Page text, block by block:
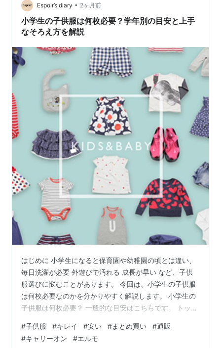
トレン…Espoir’s diary • 2ヶ月前
小学生の子供服は何枚必要？学年別の目安と上手
なそろえ方を解説
はじめに 小学生になると保育園や幼稚園の頃とは違い、
毎日洗濯が必要 外遊びで汚れる 成長が早い など、子供
服選びに悩むことがあります。 今回は、小学生の子供服
は何枚必要なのかを分かりやすく解説します。 小学生の
子供服は何枚必要？ 一般的な目安はこちらです。 トップ
ン・スカート 4〜6枚 動きやすい服を中心に選びましょ
う。 肌着 7〜10枚 毎日使うため、多めがおすすめです。
#子供服 #キレイ #安い #まとめ買い #通販
#キャリーオン #エルモ